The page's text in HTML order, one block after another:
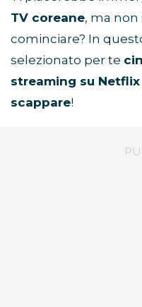
TV coreane, ma non
cominciare? In
selezionato per te
streaming su
scappare!